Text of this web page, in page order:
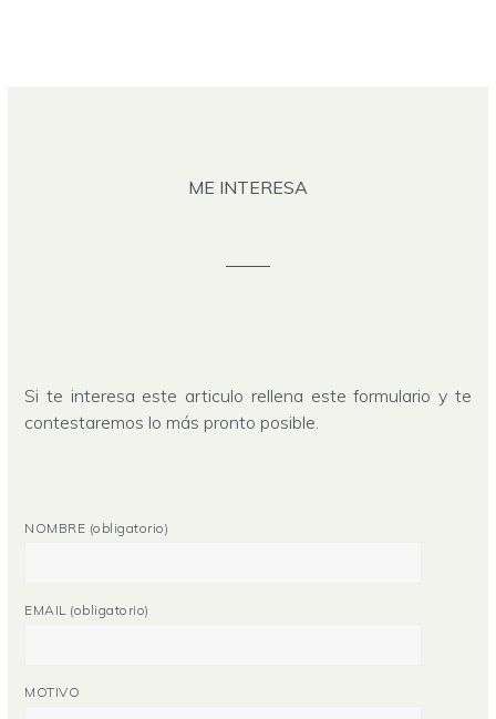
ME INTERESA
Si te interesa este articulo rellena este formulario y te
contestaremos lo más pronto posible.
NOMBRE (obligatorio)
EMAIL (obligatorio)
MOTIVO